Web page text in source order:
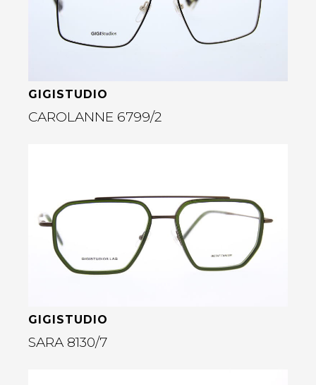
GIGISTUDIO
CAROLANNE 6799/2
GIGISTUDIO
SARA 8130/7